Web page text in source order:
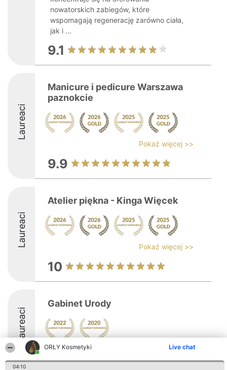
ORŁY Kosmetyki Live chat
04:10
nowatorskich zabiegów, które
wspomagają regenerację zarówno ciała,
jak i ...
9.1
Laureaci
Manicure i pedicure Warszawa
paznokcie
Pokaż więcej >>
9.9
Laureaci
Atelier piękna - Kinga Więcek
Pokaż więcej >>
10
Laureaci
Gabinet Urody